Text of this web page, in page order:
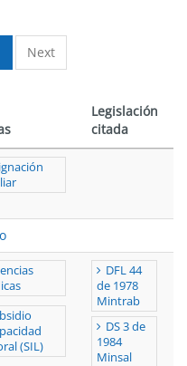
Next
Legislación
citada
(SIL)
DFL 44
de 1978
Mintrab
DS 3 de
1984
Minsal